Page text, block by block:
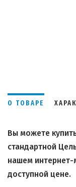
О ТОВАРЕ
Вы можете
стандартной
нашем
доступной цене.